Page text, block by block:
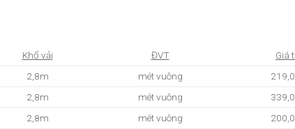
Khổ vải ĐVT
Giá
2,8m mét vuông
2,8m mét vuông
2,8m mét vuông